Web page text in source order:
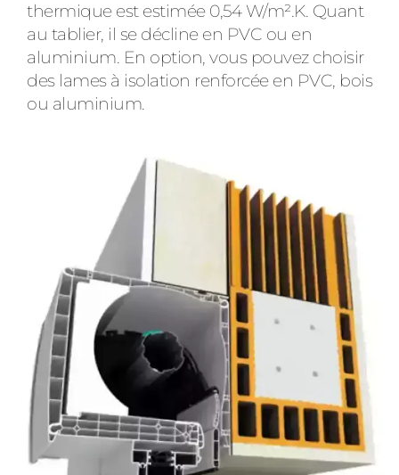
thermique est estimée 0,54 W/m².K. Quant
au tablier, il se décline en PVC ou en
aluminium. En option, vous pouvez choisir
des lames à isolation renforcée en PVC, bois
ou aluminium.